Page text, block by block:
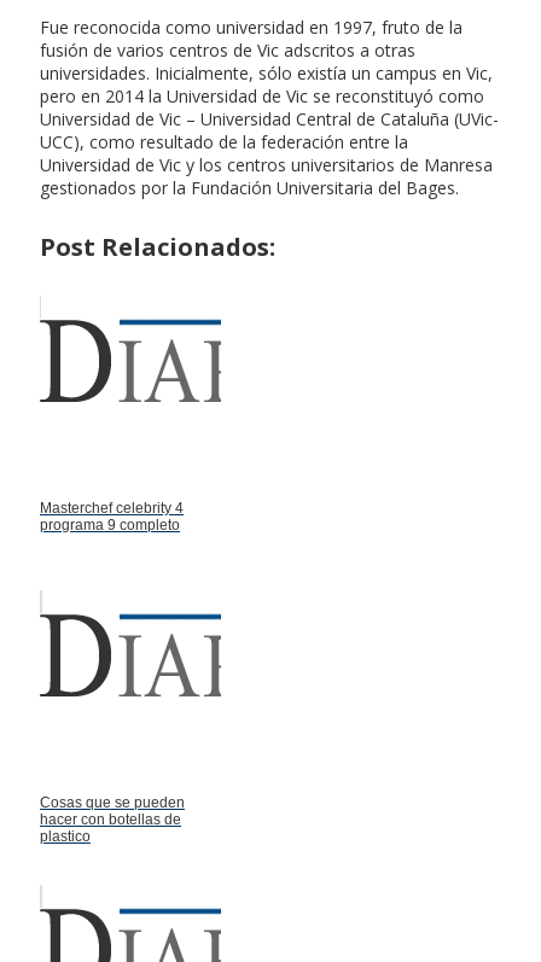
Fue reconocida como universidad en 1997, fruto de la
fusión de varios centros de Vic adscritos a otras
universidades. Inicialmente, sólo existía un campus en Vic,
pero en 2014 la Universidad de Vic se reconstituyó como
Universidad de Vic – Universidad Central de Cataluña (UVic-
UCC), como resultado de la federación entre la
Universidad de Vic y los centros universitarios de Manresa
gestionados por la Fundación Universitaria del Bages.
Post Relacionados:
Masterchef celebrity 4
programa 9 completo
Cosas que se pueden
hacer con botellas de
plastico